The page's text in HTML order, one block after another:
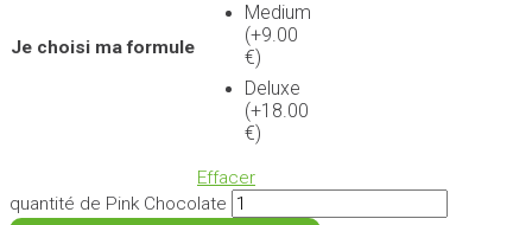
Je choisi ma formule
Medium
(+9.00
€)
Deluxe
(+18.00
€)
Effacer
quantité de Pink Chocolate